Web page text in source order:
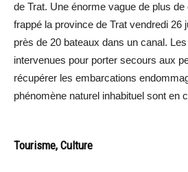
de Trat. Une énorme vague de plus
frappé la province de Trat vendredi 26
près de 20 bateaux dans un canal.
intervenues pour porter secours aux
récupérer les embarcations
phénomène naturel inhabituel sont en
Tourisme, Culture